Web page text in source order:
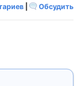
Обсудить